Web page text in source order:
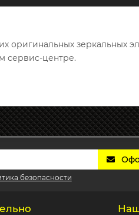
оригинальных зеркальных
сервис-центре.
безопасности